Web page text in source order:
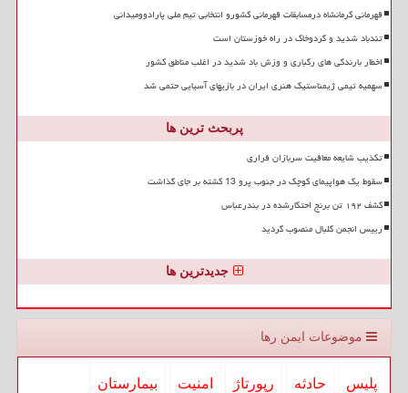
قهرمانی کرمانشاه درمسابقات قهرمانی کشورو انتخابی تیم ملی پارادوومیدانی
تندباد شدید و گردوخاک در راه خوزستان است
اخطار بارندگی های رگباری و وزش باد شدید در اغلب مناطق کشور
سهمیه تیمی ژیمناستیک هنری ایران در بازیهای آسیایی حتمی شد
پربحث ترین ها
تکذیب شایعه معافیت سربازان فراری
سقوط یک هواپیمای کوچک در جنوب پرو 13 کشته بر جای گذاشت
کشف ۱۹۲ تن برنج احتکارشده در بندرعباس
رییس انجمن گلبال منصوب گردید
جدیدترین ها
موضوعات ایمن رها
پلیس حادثه رپورتاژ امنیت بیمارستان